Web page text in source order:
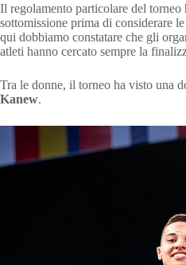
Il regolamento particolare del
sottomissione prima di considerare
qui dobbiamo constatare che gli
atleti hanno cercato sempre la
Tra le donne, il torneo ha visto una
Kanew.